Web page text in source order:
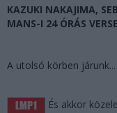
KAZUKI NAKAJIMA,
MANS-I 24 ÓRÁS
A utolsó körben járunk...
És akkor